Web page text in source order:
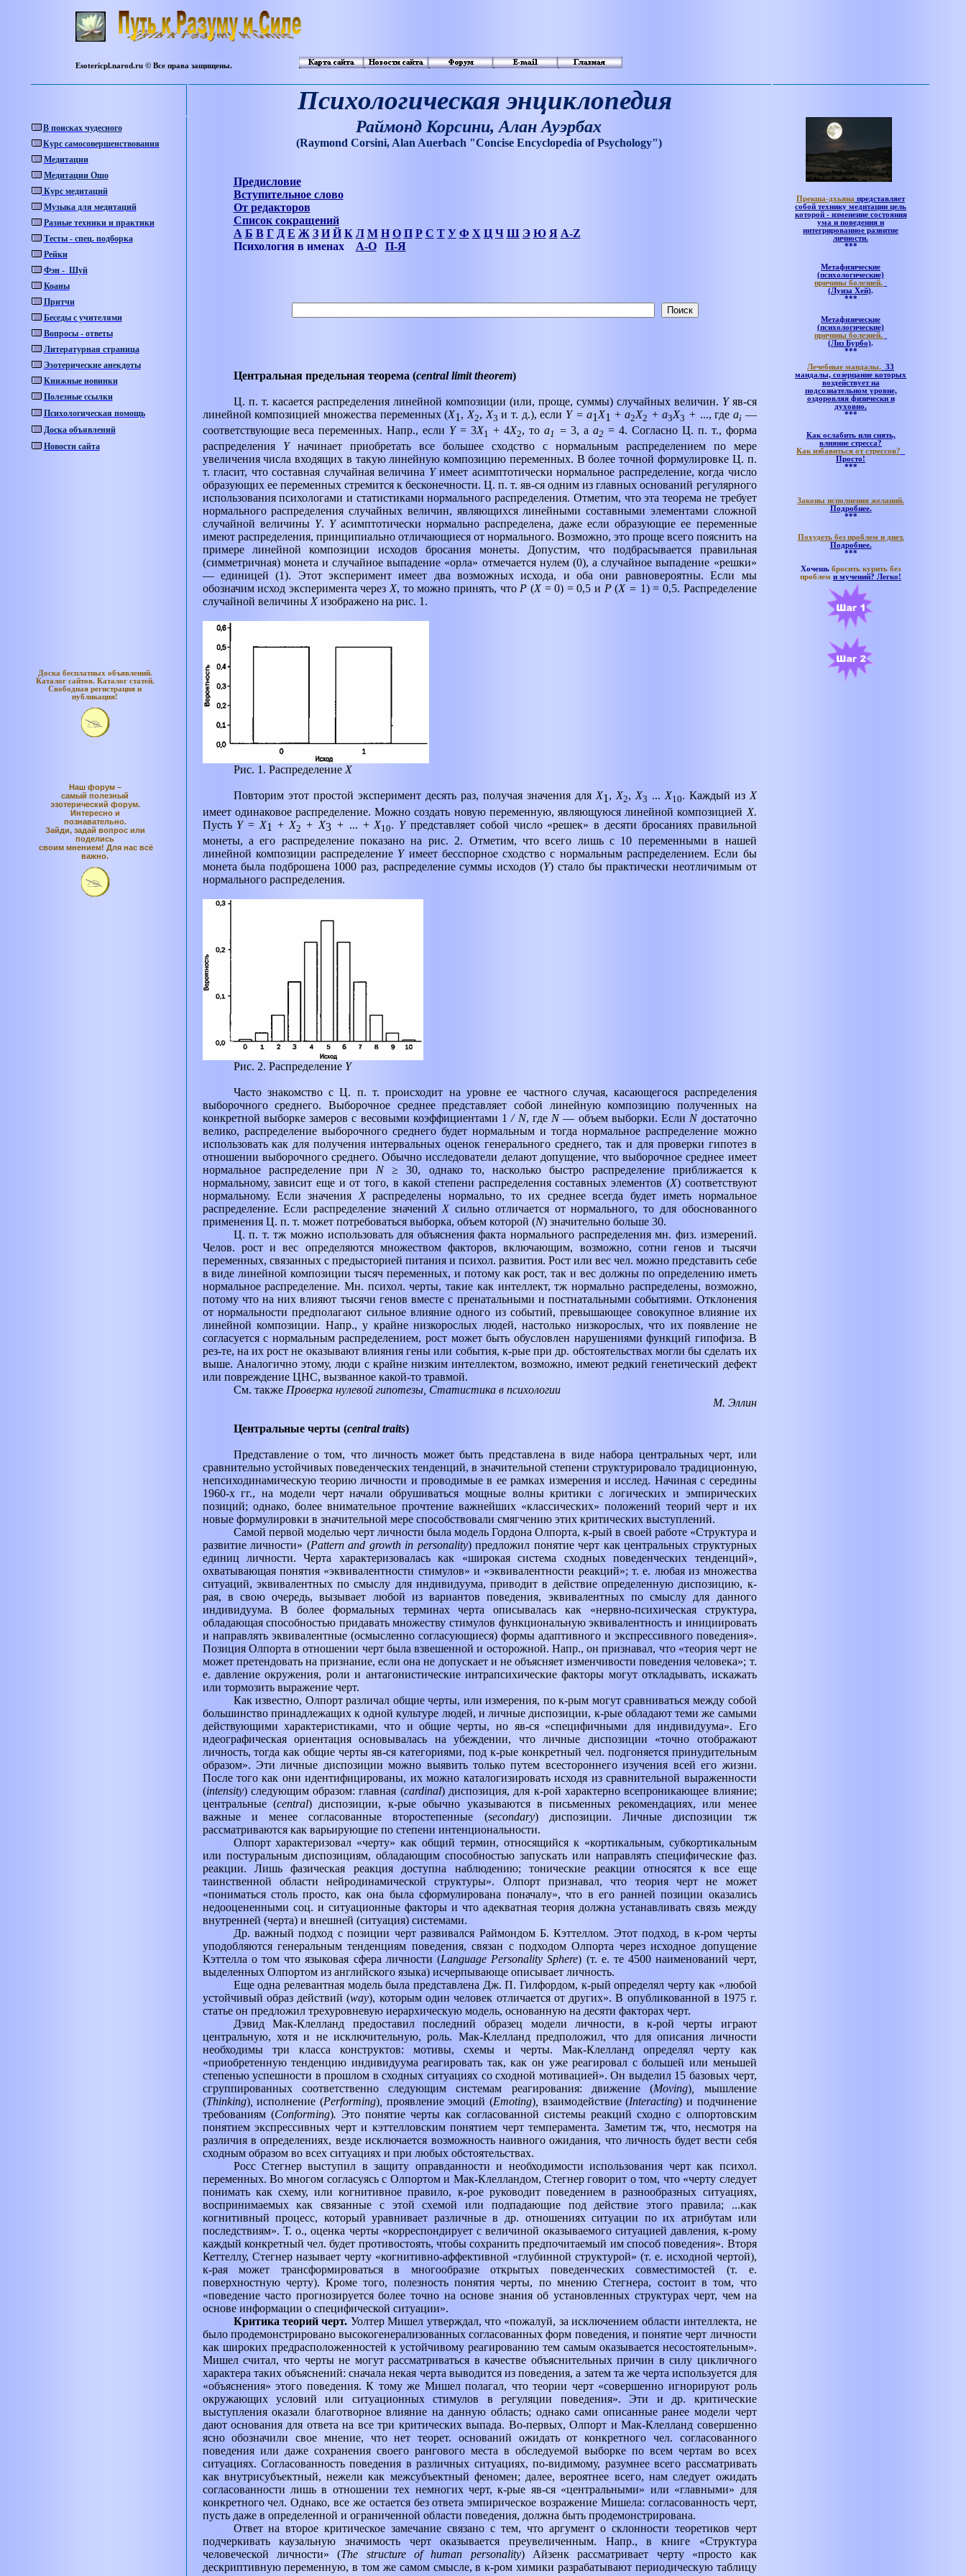
Esotericpl.narod.ru © Все права защищены.
Психологическая энциклопедия
В поисках чудесного
Курс самосовершенствования
Медитации
Медитации Ошо
Курс медитаций
Музыка для медитаций
Разные техники и практики
Тесты - спец. подборка
Рейки
Фэн - Шуй
Коаны
Притчи
Беседы с учителями
Вопросы - ответы
Литературная страница
Эзотерические анекдоты
Книжные новинки
Полезные ссылки
Психологическая помощь
Доска объявлений
Новости сайта
Доска бесплатных объявлений.
Каталог сайтов. Каталог статей.
Свободная регистрация и
публикация!
Наш форум –
самый полезный
эзотерический форум.
Интересно и
познавательно.
Зайди, задай вопрос или
поделись
своим мнением! Для нас всё
важно.
Раймонд Корсини, Алан Ауэрбах
(Raymond Corsini, Alan Auerbach "Concise Encyclopedia оf Psychology")
Предисловие
Вступительное слово
От редакторов
Список сокращений
А Б В Г Д Е Ж З И Й К Л М Н О П Р С Т У Ф Х Ц Ч Ш Э Ю Я A-Z
Психология в именах
А-О П-Я
Центральная предельная теорема (central limit theorem)
Ц. п. т. касается распределения линейной композиции (или, проще, суммы) случайных величин. Yяв-ся
линейной композицией множества переменных (X1, Х2, Х3 и т. д.), если Y =a1Х1 + а2Х2 + а3Х3 + ..., где ai —
соответствующие веса переменных. Напр., если Y= 3Х1 + 4Х2, то а1 =3, аа2 = 4. Согласно Ц. п. т., форма
распределения Yначинает приобретать все большее сходство с нормальным распределением по мере
увеличения числа входящих в такую линейную композицию переменных. В более точной формулировке Ц. п.
т. гласит, что составная случайная величина Yимеет асимптотически нормальное распределение, когда число
образующих ее переменных стремится к бесконечности. Ц. п. т. яв-ся одним из главных оснований регулярного
использования психологами и статистиками нормального распределения. Отметим, что эта теорема не требует
нормального распределения случайных величин, являющихся линейными составными элементами сложной
случайной величины Y. Yасимптотически нормально распределена, даже если образующие ее переменные
имеют распределения, принципиально отличающиеся от нормального. Возможно, это проще всего пояснить на
примере линейной композиции исходов бросания монеты. Допустим, что подбрасывается правильная
(симметричная) монета и случайное выпадение «орла» отмечается нулем (0), а случайное выпадение «решки»
— единицей (1). Этот эксперимент имеет два возможных исхода, и оба они равновероятны. Если мы
обозначим исход эксперимента через X, то можно принять, что Р (X = 0) = 0,5 и Р(X = 1) = 0,5. Распределение
случайной величины Xизображено на рис. 1.
Рис. 1. Распределение X
Повторим этот простой эксперимент десять раз, получая значения для X1 , Х2, Х3 ... Х10. Каждый из X
имеет одинаковое распределение. Можно создать новую переменную, являющуюся линейной композицией X.
Пусть Y= X1 + Х2 + X3 + ... + Х10. Yпредставляет собой число «решек» в десяти бросаниях правильной
монеты, а его распределение показано на рис. 2. Отметим, что всего лишь с 10 переменными в нашей
линейной композиции распределение Yимеет бесспорное сходство с нормальным распределением. Если бы
монета была подброшена 1000 раз, распределение суммы исходов (Y) стало бы практически неотличимым от
нормального распределения.
Рис. 2. Распределение Y
Часто знакомство с Ц. п. т. происходит на уровне ее частного случая, касающегося распределения
выборочного среднего. Выборочное среднее представляет собой линейную композицию полученных на
конкретной выборке замеров с весовыми коэффициентами 1/ N, где N— объем выборки. Если N достаточно
велико, распределение выборочного среднего будет нормальным и тогда нормальное распределение можно
использовать как для получения интервальных оценок генерального среднего, так и для проверки гипотез в
отношении выборочного среднего. Обычно исследователи делают допущение, что выборочное среднее имеет
нормальное распределение при N
≥ 30, однако то, насколько быстро распределение приближается к
нормальному, зависит еще и от того, в какой степени распределения составных элементов (X) соответствуют
нормальному. Если значения Xраспределены нормально, то их среднее всегда будет иметь нормальное
распределение. Если распределение значений Xсильно отличается от нормального, то для обоснованного
применения Ц. п. т. может потребоваться выборка, объем которой (N) значительно больше 30.
Ц. п. т. тж можно использовать для объяснения факта нормального распределения мн. физ. измерений.
Челов. рост и вес определяются множеством факторов, включающим, возможно, сотни генов и тысячи
переменных, связанных с предысторией питания и психол. развития. Рост или вес чел. можно представить себе
в виде линейной композиции тысяч переменных, и потому как рост, так и вес должны по определению иметь
нормальное распределение. Мн. психол. черты, такие как интеллект, тж нормально распределены, возможно,
потому что на них влияют тысячи генов вместе с пренатальными и постнатальными событиями. Отклонения
от нормальности предполагают сильное влияние одного из событий, превышающее совокупное влияние их
линейной композиции. Напр., у крайне низкорослых людей, настолько низкорослых, что их появление не
согласуется с нормальным распределением, рост может быть обусловлен нарушениями функций гипофиза. В
рез-те, на их рост не оказывают влияния гены или события, к-рые при др. обстоятельствах могли бы сделать их
выше. Аналогично этому, люди с крайне низким интеллектом, возможно, имеют редкий генетический дефект
или повреждение ЦНС, вызванное какой-то травмой.
См. также Проверка нулевой гипотезы, Статистика в психологии
М. Эллин
Центральные черты (central traits)
Представление о том, что личность может быть представлена в виде набора центральных черт, или
сравнительно устойчивых поведенческих тенденций, в значительной степени структурировало традиционную,
непсиходинамическую теорию личности и проводимые в ее рамках измерения и исслед. Начиная с середины
1960-х гг., на модели черт начали обрушиваться мощные волны критики с логических и эмпирических
позиций; однако, более внимательное прочтение важнейших «классических» положений теорий черт и их
новые формулировки в значительной мере способствовали смягчению этих критических выступлений.
Самой первой моделью черт личности была модель Гордона Олпорта, к-рый в своей работе «Структура и
развитие личности» (Pattern and growth in personality) предложил понятие черт как центральных структурных
единиц личности. Черта характеризовалась как «широкая система сходных поведенческих тенденций»,
охватывающая понятия «эквивалентности стимулов» и «эквивалентности реакций»; т. е. любая из множества
ситуаций, эквивалентных по смыслу для индивидуума, приводит в действие определенную диспозицию, к-
рая, в свою очередь, вызывает любой из вариантов поведения, эквивалентных по смыслу для данного
индивидуума. В более формальных терминах черта описывалась как «нервно-психическая структура,
обладающая способностью придавать множеству стимулов функциональную эквивалентность и инициировать
и направлять эквивалентные (осмысленно согласующиеся) формы адаптивного и экспрессивного поведения».
Позиция Олпорта в отношении черт была взвешенной и осторожной. Напр., он признавал, что «теория черт не
может претендовать на признание, если она не допускает и не объясняет изменчивости поведения человека»; т.
е. давление окружения, роли и антагонистические интрапсихические факторы могут откладывать, искажать
или тормозить выражение черт.
Как известно, Олпорт различал общие черты, или измерения, по к-рым могут сравниваться между собой
большинство принадлежащих к одной культуре людей, и личные диспозиции, к-рые обладают теми же самыми
действующими характеристиками, что и общие черты, но яв-ся «специфичными для индивидуума». Его
идеографическая ориентация основывалась на убеждении, что личные диспозиции «точно отображают
личность, тогда как общие черты яв-ся категориями, под к-рые конкретный чел. подгоняется принудительным
образом». Эти личные диспозиции можно выявить только путем всестороннего изучения всей его жизни.
После того как они идентифицированы, их можно каталогизировать исходя из сравнительной выраженности
(intensity) следующим образом: главная (cardinal) диспозиция, для к-рой характерно всепроникающее влияние;
центральные (central) диспозиции, к-рые обычно указываются в письменных рекомендациях, или менее
важные и менее согласованные второстепенные (secondary)
диспозиции. Личные диспозиции тж
рассматриваются как варьирующие по степени интенциональности.
Олпорт характеризовал «черту» как общий термин, относящийся к «кортикальным, субкортикальным
или постуральным диспозициям, обладающим способностью запускать или направлять специфические фаз.
реакции. Лишь фазическая реакция доступна наблюдению; тонические реакции относятся к все еще
таинственной области нейродинамической структуры». Олпорт признавал, что теория черт не может
«пониматься столь просто, как она была сформулирована поначалу», что в его ранней позиции оказались
недооцененными соц. и ситуационные факторы и что адекватная теория должна устанавливать связь между
внутренней (черта) и внешней (ситуация) системами.
Др. важный подход с позиции черт развивался Раймондом Б. Кэттеллом. Этот подход, в к-ром черты
уподобляются генеральным тенденциям поведения, связан с подходом Олпорта через исходное допущение
Кэттелла о том что языковая сфера личности (Language Personality Sphere) (т. е. те 4500 наименований черт,
выделенных Олпортом из английского языка) исчерпывающе описывает личность.
Еще одна релевантная модель была представлена Дж. П. Гилфордом, к-рый определял черту как «любой
устойчивый образ действий (way), которым один человек отличается от других». В опубликованной в 1975 г.
статье он предложил трехуровневую иерархическую модель, основанную на десяти факторах черт.
Дэвид Мак-Клелланд предоставил последний образец модели личности, в к-рой черты играют
центральную, хотя и не исключительную, роль. Мак-Клелланд предположил, что для описания личности
необходимы три класса конструктов: мотивы, схемы и черты. Мак-Клелланд определял черту как
«приобретенную тенденцию индивидуума реагировать так, как он уже реагировал с большей или меньшей
степенью успешности в прошлом в сходных ситуациях со сходной мотивацией». Он выделил 15 базовых черт,
сгруппированных соответственно следующим системам реагирования: движение (Moving)
мышление
(Thinking),исполнение (Performing), проявление эмоций (Emoting), взаимодействие (Interacting) и подчинение
требованиям (Conforming). Это понятие черты как согласованной системы реакций сходно с олпортовским
понятием экспрессивных черт и кэттелловским понятием черт темперамента. Заметим тж, что, несмотря на
различия в определениях, везде исключается возможность наивного ожидания, что личность будет вести себя
сходным образом во всех ситуациях и при любых обстоятельствах.
Росс Стегнер выступил в защиту оправданности и необходимости использования черт как психол.
переменных. Во многом согласуясь с Олпортом и Мак-Клелландом, Стегнер говорит о том, что «черту следует
понимать как схему, или когнитивное правило, к-рое руководит поведением в разнообразных ситуациях,
воспринимаемых как связанные с этой схемой или подпадающие под действие этого правила; ...как
когнитивный процесс, который уравнивает различные в др. отношениях ситуации по их атрибутам или
последствиям». Т. о., оценка черты «корреспондирует с величиной оказываемого ситуацией давления, к-рому
каждый конкретный чел. будет противостоять, чтобы сохранить предпочитаемый им способ поведения». Вторя
Кеттеллу, Стегнер называет черту «когнитивно-аффективной «глубинной структурой» (т. е. исходной чертой),
к-рая может трансформироваться в многообразие открытых поведенческих совместимостей (т. е.
поверхностную черту). Кроме того, полезность понятия черты, по мнению Стегнера, состоит в том, что
«поведение часто прогнозируется более точно на основе знания об установленных структурах черт, чем на
основе информации о специфической ситуации».
Критика теорий черт. Уолтер Мишел утверждал, что «пожалуй, за исключением области интеллекта, не
было продемонстрировано высокогенерализованных согласованных форм поведения, и понятие черт личности
как широких предрасположенностей к устойчивому реагированию тем самым оказывается несостоятельным».
Мишел считал, что черты не могут рассматриваться в качестве объяснительных причин в силу цикличного
характера таких объяснений: сначала некая черта выводится из поведения, а затем та же черта используется для
«объяснения» этого поведения. К тому же Мишел полагал, что теории черт «совершенно игнорируют роль
окружающих условий или ситуационных стимулов в регуляции поведения». Эти и др. критические
выступления оказали благотворное влияние на данную область; однако сами описанные ранее модели черт
дают основания для ответа на все три критических выпада. Во-первых, Олпорт и Мак-Клелланд совершенно
ясно обозначили свое мнение, что нет теорет. оснований ожидать от конкретного чел. согласованного
поведения или даже сохранения своего рангового места в обследуемой выборке по всем чертам во всех
ситуациях. Согласованность поведения в различных ситуациях, по-видимому, разумнее всего рассматривать
как внутрисубъектный, нежели как межсубъектный феномен; далее, вероятнее всего, нам следует ожидать
согласованности лишь в отношении тех немногих черт, к-рые яв-ся «центральными» или «главными» для
конкретного чел. Однако, все же остается без ответа эмпирическое возражение Мишела: согласованность черт,
пусть даже в определенной и ограниченной области поведения, должна быть продемонстрирована.
Ответ на второе критическое замечание связано с тем, что аргумент о склонности теоретиков черт
подчеркивать каузальную значимость черт оказывается преувеличенным. Напр., в книге «Структура
человеческой личности» (The structure of human personality)
Айзенк рассматривает черту «просто как
дескриптивную переменную, в том же самом смысле, в к-ром химики разрабатывают периодическую таблицу
Прекша-дхьяна представляет
собой технику медитации цель
которой - изменение состояния
ума и поведения и
интегрированное развитие
личности.
***
Метафизические
(психологические)
причины болезней.
(Луиза Хей).
***
Метафизические
(психологические)
причины болезней.
(Лиз Бурбо).
***
Лечебные мандалы. 33
мандалы, созерцание которых
воздействует на
подсознательном уровне,
оздоровляя физически и
духовно.
***
Как ослабить или снять,
влияние стресса?
Как избавиться от стрессов?
Просто!
***
Законы исполнения желаний.
Подробнее.
***
Похудеть без проблем и диет.
Подробнее.
***
Хочешьбросить курить без
проблеми мучений? Легко!